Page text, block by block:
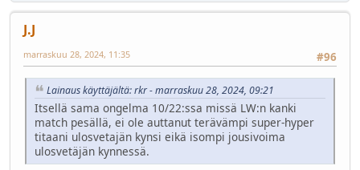
J.J
#96
marraskuu 28, 2024, 11:35
Lainaus käyttäjältä: rkr - marraskuu 28, 2024, 09:21
Itsellä sama ongelma 10/22:ssa missä LW:n kanki
match pesällä, ei ole auttanut terävämpi super-hyper
titaani ulosvetajän kynsi eikä isompi jousivoima
ulosvetäjän kynnessä.